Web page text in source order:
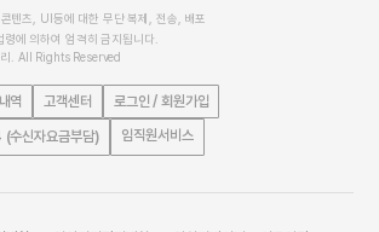
텐츠, UI등에 대한 무단 복제, 전송, 배포
에 의하여 엄격히 금지됩니다.
. All Rights Reserved
역 고객센터 로그인 / 회원가입
신자요금부담) 임직원서비스